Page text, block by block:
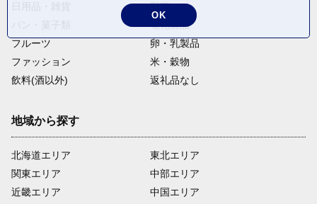
野菜
電化製品
フルーツ
卵・乳製品
ファッション
米・穀物
飲料(酒以外)
返礼品なし
地域から探す
北海道エリア
関東エリア
近畿エリア
東北エリア
中部エリア
中国エリア
OK